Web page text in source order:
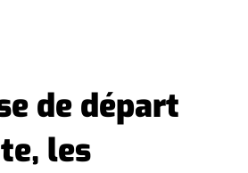
de départ
les